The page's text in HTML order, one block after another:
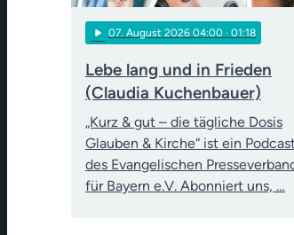
play_arrow 07 . August 2026 04:00 · 01:18
Lebe lang und in Frieden
(Claudia Kuchenbauer)
„Kurz & gut – die tägliche Dosis
Glauben & Kirche“ ist ein
des Evangelischen
für Bayern e.V. Abonniert uns, …